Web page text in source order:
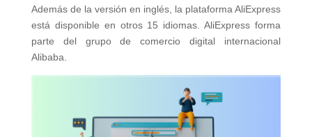
Además de la versión en inglés, la plataforma AliExpress
está disponible en otros 15 idiomas. AliExpress forma
parte del grupo de comercio digital internacional
Alibaba.